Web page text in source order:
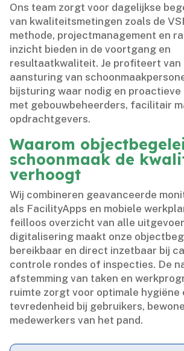
Ons team zorgt voor dagelijkse
van kwaliteitsmetingen zoals de
methode, projectmanagement en
inzicht bieden in de voortgang en
resultaatkwaliteit.​ Je profiteert van
aansturing van
bijsturing waar nodig en proactieve
met gebouwbeheerders, facilitair
opdrachtgevers.​
Waarom
schoonmaak de
verhoogt
Wij combineren geavanceerde
als FacilityApps en mobiele
feilloos overzicht van alle
digitalisering maakt onze
bereikbaar en direct inzetbaar bij
controle rondes of inspecties.​ De
afstemming van taken en
ruimte zorgt voor optimale hygiëne
tevredenheid bij gebruikers,
medewerkers van het pand.​